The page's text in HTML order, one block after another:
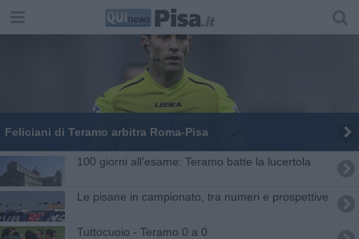
Feliciani di Teramo arbitra Roma-Pisa
100 giorni all'esame: Teramo batte la lucertola
Le pisane in campionato, tra numeri e prospettive
Tuttocuoio - Teramo 0 a 0